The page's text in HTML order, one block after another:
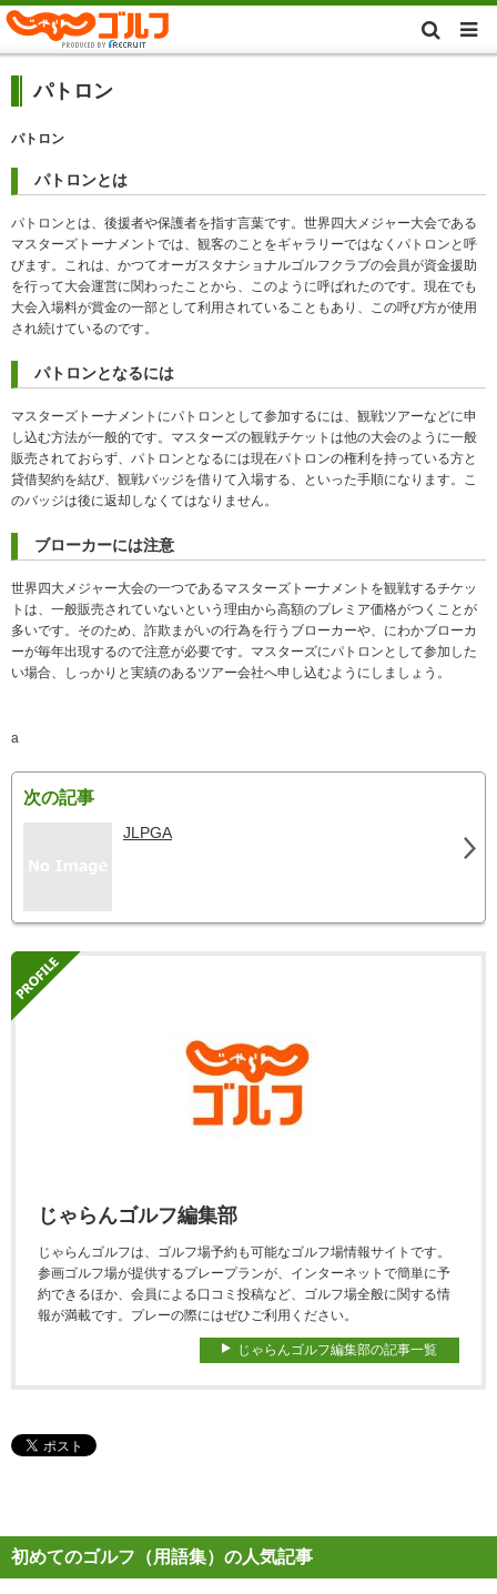
パトロン
パトロン
パトロンとは
パトロンとは、後援者や保護者を指す言葉です。世界四大メジャー大会である
マスターズトーナメントでは、観客のことをギャラリーではなくパトロンと呼
びます。これは、かつてオーガスタナショナルゴルフクラブの会員が資金援助
を行って大会運営に関わったことから、このように呼ばれたのです。現在でも
大会入場料が賞金の一部として利用されていることもあり、この呼び方が使用
され続けているのです。
パトロンとなるには
マスターズトーナメントにパトロンとして参加するには、観戦ツアーなどに申
し込む方法が一般的です。マスターズの観戦チケットは他の大会のように一般
販売されておらず、パトロンとなるには現在パトロンの権利を持っている方と
貸借契約を結び、観戦バッジを借りて入場する、といった手順になります。こ
のバッジは後に返却しなくてはなりません。
ブローカーには注意
世界四大メジャー大会の一つであるマスターズトーナメントを観戦するチケッ
トは、一般販売されていないという理由から高額のプレミア価格がつくことが
多いです。そのため、詐欺まがいの行為を行うブローカーや、にわかブローカ
ーが毎年出現するので注意が必要です。マスターズにパトロンとして参加した
い場合、しっかりと実績のあるツアー会社へ申し込むようにしましょう。
a
次の記事
JLPGA
じゃらんゴルフ編集部
じゃらんゴルフは、ゴルフ場予約も可能なゴルフ場情報サイトです。
参画ゴルフ場が提供するプレープランが、インターネットで簡単に予
約できるほか、会員による口コミ投稿など、ゴルフ場全般に関する情
報が満載です。プレーの際にはぜひご利用ください。
じゃらんゴルフ編集部の記事一覧
初めてのゴルフ（用語集）の人気記事